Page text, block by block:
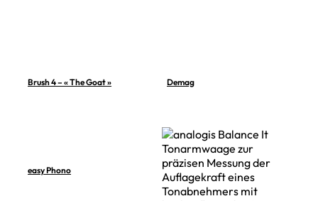
Brush 4 – « The Goat » Demag
easy Phono